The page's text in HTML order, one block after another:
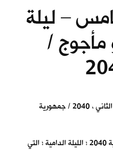
– ليلة
مأجوج /
مدونة مشتركة / 6 ، كانون الثاني ، 2040 / جمهورية
في ليلة راس السنة الميلادية 2040 ؛ الليلة الدامية ؛ التي